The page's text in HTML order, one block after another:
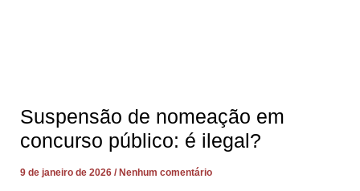
Suspensão de nomeação em
concurso público: é ilegal?
9 de janeiro de 2026 Nenhum comentário